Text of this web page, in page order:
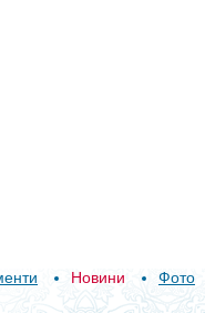
Новини Фото